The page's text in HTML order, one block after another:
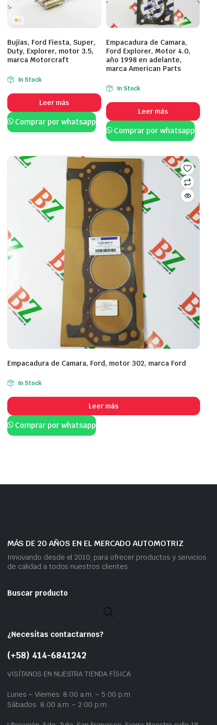
Bujías, Ford Fiesta, Super,
Duty, Explorer, motor 3.5,
marca Motorcraft
In Stock
Leer más
Comprar por whatsapp
Empacadura de Camara,
Ford Explorer, Motor 4.0,
año 1998 en adelante,
marca American Parts
In Stock
Leer más
Comprar por whatsapp
Empacadura de Camara, Ford, motor 302, marca Ford
In Stock
Leer más
Comprar por whatsapp
MÁS DE 20 AÑOS EN EL MERCADO AUTOMOTRIZ
Innovando desde el 2010, para ofrecer productos y servicios
de calidad a todos nuestros clientes.
Buscar producto
¿Necesitas contactarnos?
(+58) 414-6841242
VISÍTANOS EN NUESTRA TIENDA FÍSICA:
Lunes – Viernes: 8:00 a.m. – 5:00 p.m.
Sábados: 8:00 a.m. – 2:00 p.m.